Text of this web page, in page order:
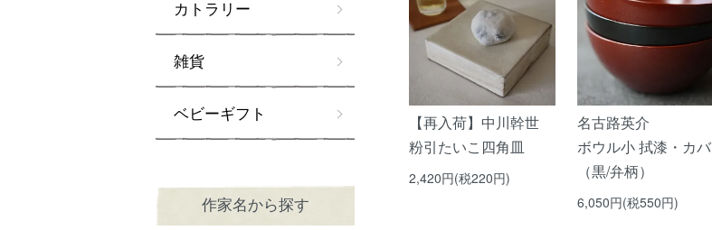
【再入荷】中川幹世
粉引たいこ四角皿
2,420円(税220円)
名古路英介
ボウル小 拭漆・カバ
（黒/弁柄）
6,050円(税550円)
カトラリー
雑貨
ベビーギフト
作家名から探す